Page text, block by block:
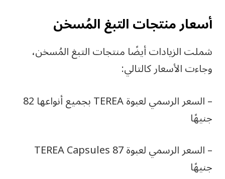
أسعار منتجات التبغ المُسخن
شملت الزيادات أيضًا منتجات التبغ المُسخن،
وجاءت الأسعار كالتالي:
– السعر الرسمي لعبوة TEREA بجميع أنواعها 82
جنيهًا
– السعر الرسمي لعبوة TEREA Capsules 87
جنيهًا